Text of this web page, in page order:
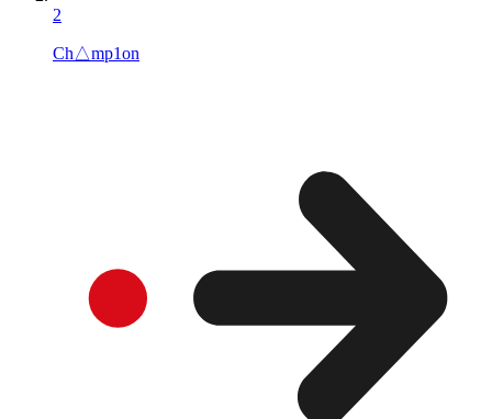
2
Ch△mp1on